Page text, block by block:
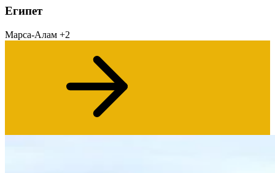
Египет
Марса-Алам +2